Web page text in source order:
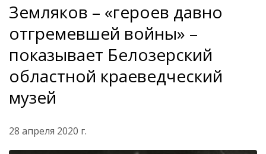
Земляков – «героев давно
отгремевшей войны» –
показывает Белозерский
областной краеведческий
музей
28 апреля 2020 г.